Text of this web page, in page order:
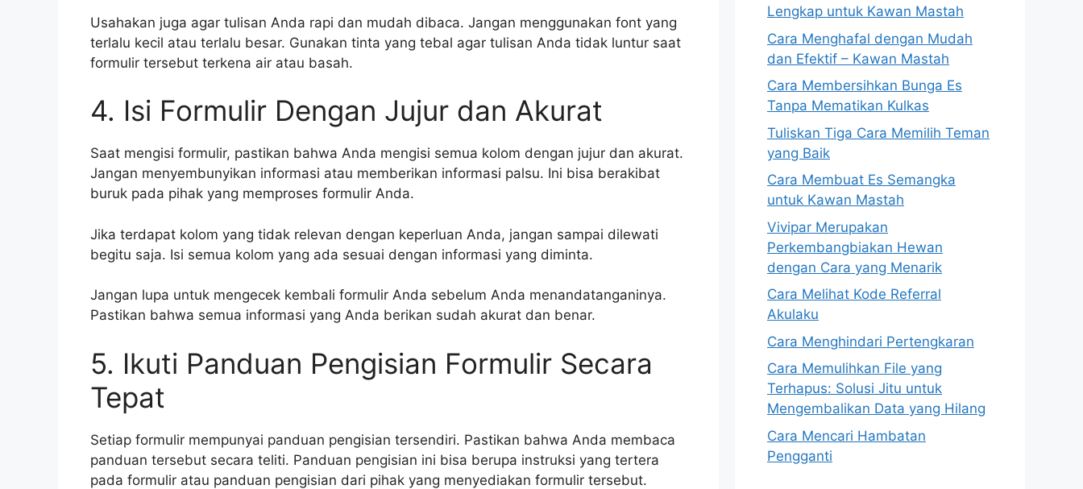
Usahakan juga agar tulisan Anda rapi dan mudah dibaca. Jangan menggunakan font yang
terlalu kecil atau terlalu besar. Gunakan tinta yang tebal agar tulisan Anda tidak luntur saat
formulir tersebut terkena air atau basah.
4. Isi Formulir Dengan Jujur dan Akurat
Saat mengisi formulir, pastikan bahwa Anda mengisi semua kolom dengan jujur dan akurat.
Jangan menyembunyikan informasi atau memberikan informasi palsu. Ini bisa berakibat
buruk pada pihak yang memproses formulir Anda.
Jika terdapat kolom yang tidak relevan dengan keperluan Anda, jangan sampai dilewati
begitu saja. Isi semua kolom yang ada sesuai dengan informasi yang diminta.
Jangan lupa untuk mengecek kembali formulir Anda sebelum Anda menandatanganinya.
Pastikan bahwa semua informasi yang Anda berikan sudah akurat dan benar.
5. Ikuti Panduan Pengisian Formulir Secara
Tepat
Setiap formulir mempunyai panduan pengisian tersendiri. Pastikan bahwa Anda membaca
panduan tersebut secara teliti. Panduan pengisian ini bisa berupa instruksi yang tertera
pada formulir atau panduan pengisian dari pihak yang menyediakan formulir tersebut.
Lengkap untuk Kawan Mastah
Cara Menghafal dengan Mudah
dan Efektif – Kawan Mastah
Cara Membersihkan Bunga Es
Tanpa Mematikan Kulkas
Tuliskan Tiga Cara Memilih Teman
yang Baik
Cara Membuat Es Semangka
untuk Kawan Mastah
Vivipar Merupakan
Perkembangbiakan Hewan
dengan Cara yang Menarik
Cara Melihat Kode Referral
Akulaku
Cara Menghindari Pertengkaran
Cara Memulihkan File yang
Terhapus: Solusi Jitu untuk
Mengembalikan Data yang Hilang
Cara Mencari Hambatan
Pengganti